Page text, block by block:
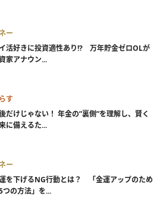
ー
活好きに投資適性あり!? 万年貯金ゼロOLが
家アナウン...
す
だけじゃない！ 年金の”裏側”を理解し、賢く
に備えるた...
ー
を下げるNG行動とは？ 「金運アップのため
つの方法」を...